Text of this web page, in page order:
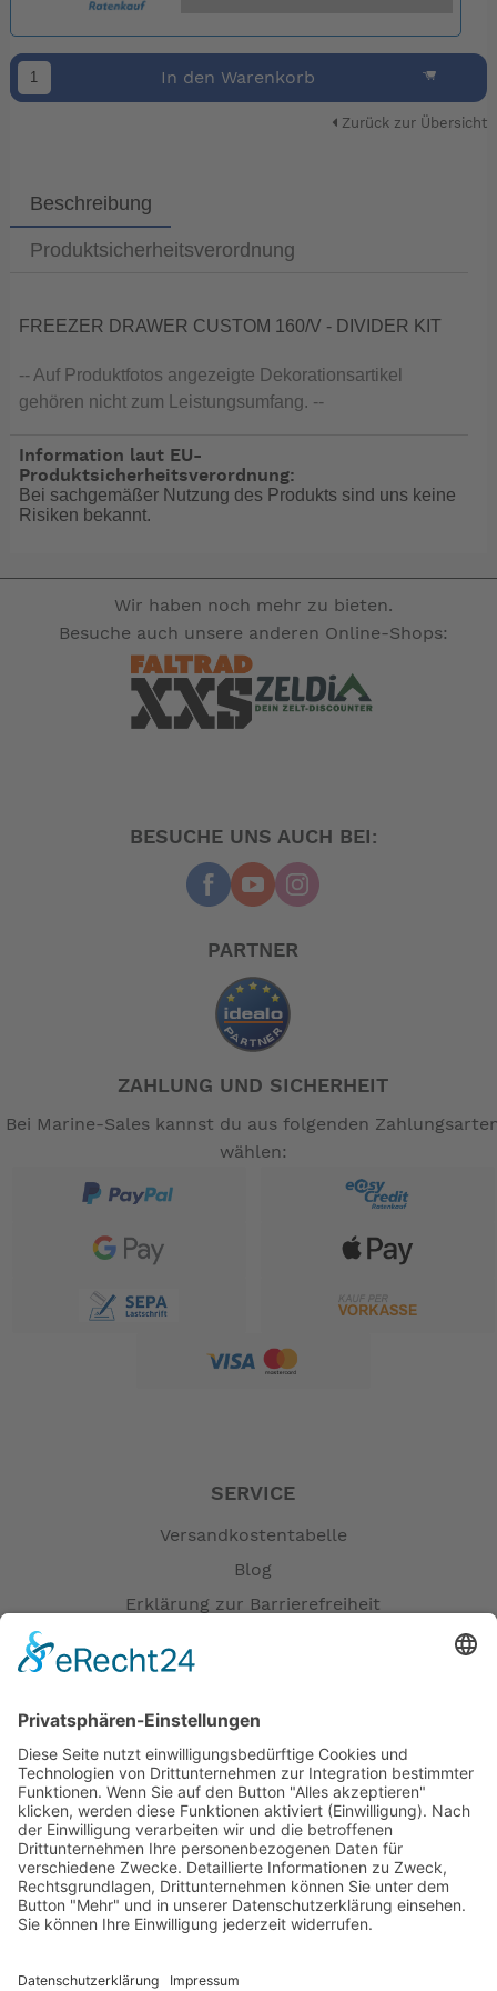
In den Warenkorb
Zurück zur Übersicht
Beschreibung
Produktsicherheitsverordnung
FREEZER DRAWER CUSTOM 160/V - DIVIDER KIT
-- Auf Produktfotos angezeigte Dekorationsartikel
gehören nicht zum Leistungsumfang. --
Information laut EU-
Produktsicherheitsverordnung:
Bei sachgemäßer Nutzung des Produkts sind uns keine
Risiken bekannt.
Wir haben noch mehr zu bieten.
Besuche auch unsere anderen Online-Shops:
BESUCHE UNS AUCH BEI:
PARTNER
ZAHLUNG UND SICHERHEIT
Bei Marine-Sales kannst du aus folgenden
wählen:
SERVICE
Versandkostentabelle
Blog
Erklärung zur Barrierefreiheit
Verfügbarkeiten
Zahlung und Versand
Datenschutz
Fernabsatz
Widerrufsrecht MS
Widerrufsrecht bei Dienstleistungen